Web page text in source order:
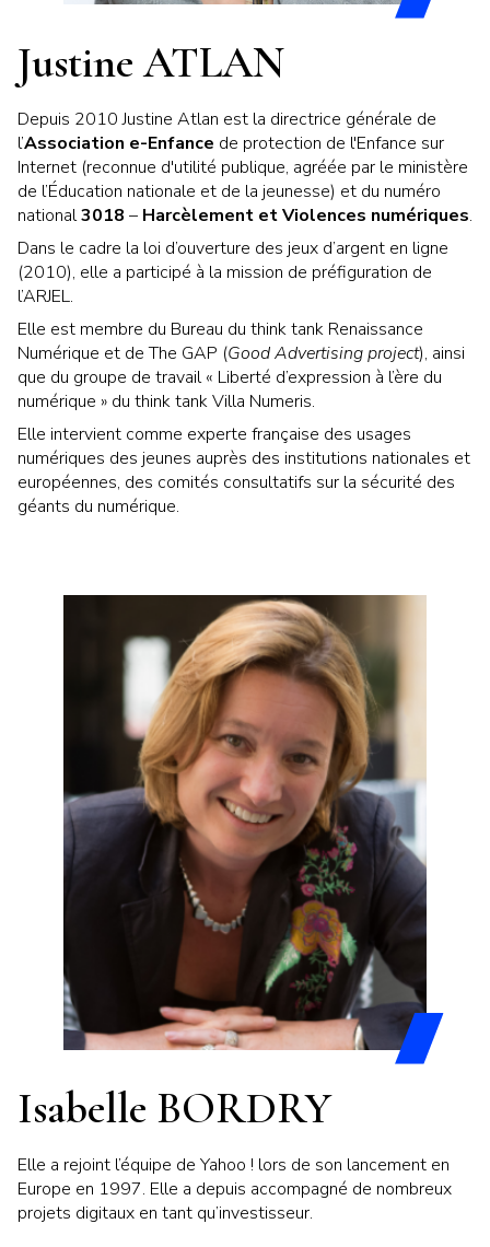
Justine ATLAN
Depuis 2010 Justine Atlan est la directrice générale de
l’Association e-Enfance de protection de l'Enfance sur
Internet (reconnue d'utilité publique, agréée par le ministère
de l’Éducation nationale et de la jeunesse) et du numéro
national3018 – Harcèlement et Violences numériques.
Dans le cadre la loi d’ouverture des jeux d’argent en ligne
(2010), elle a participé à la mission de préfiguration de
l’ARJEL.
Elle est membre du Bureau du think tank Renaissance
Numérique et de The GAP (Good Advertising project), ainsi
que du groupe de travail « Liberté d’expression à l’ère du
numérique » du think tank Villa Numeris.
Elle intervient comme experte française des usages
numériques des jeunes auprès des institutions nationales et
européennes, des comités consultatifs sur la sécurité des
géants du numérique.
Isabelle BORDRY
Elle a rejoint l’équipe de Yahoo ! lors de son lancement en
Europe en 1997. Elle a depuis accompagné de nombreux
projets digitaux en tant qu’investisseur.